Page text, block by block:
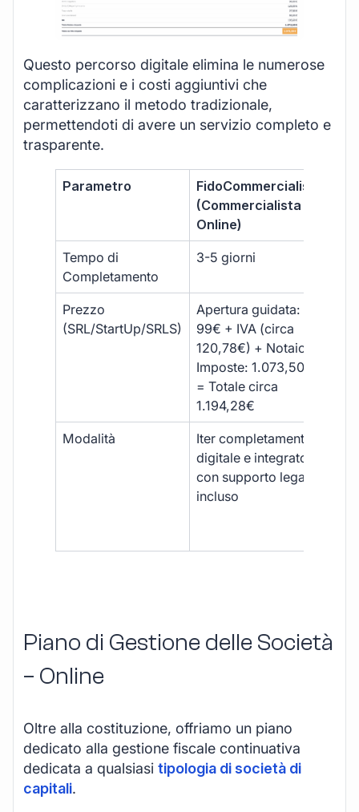
Questo percorso digitale elimina le numerose
complicazioni e i costi aggiuntivi che
caratterizzano il metodo tradizionale,
permettendoti di avere un servizio completo e
trasparente.
Parametro
FidoCommercialista
(Commercialista
Online)
Tempo di
Completamento
3-5 giorni
Prezzo
(SRL/StartUp/SRLS)
Apertura guidata:
99€ + IVA (circa
120,78€) + Notaio e
Imposte: 1.073,50€
= Totale circa
1.194,28€
Modalità
Iter completamente
digitale e integrato,
con supporto legale
incluso
Piano di Gestione delle Società
– Online
Oltre alla costituzione, offriamo un piano
dedicato alla gestione fiscale continuativa
dedicata a qualsiasi tipologia di società di
capitali.